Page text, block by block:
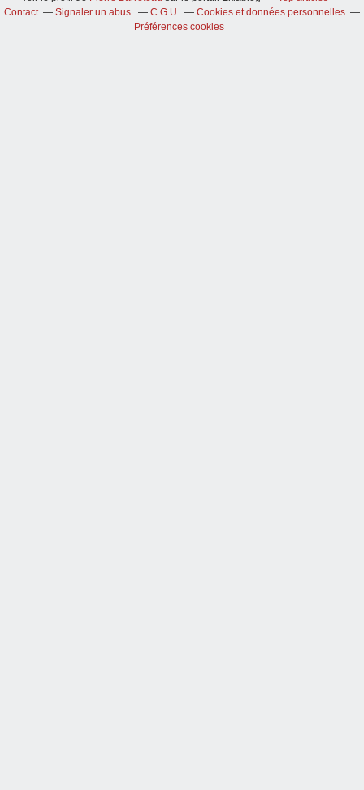
Contact
Signaler un abus C.G.U.
Cookies et données personnelles
Préférences cookies